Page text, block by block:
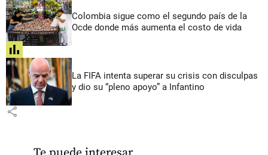
Colombia sigue como el segundo país de la
Ocde donde más aumenta el costo de vida
share
La FIFA intenta superar su crisis con disculpas
y dio su “pleno apoyo” a Infantino
share